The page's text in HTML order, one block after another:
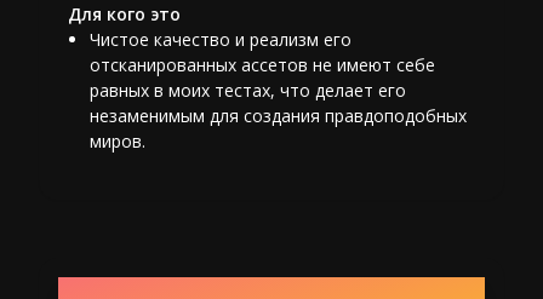
Для кого это
Чистое качество и реализм его
отсканированных ассетов не имеют себе
равных в моих тестах, что делает его
незаменимым для создания правдоподобных
миров.